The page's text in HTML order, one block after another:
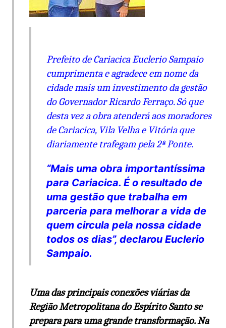
Prefeito de Cariacica Euclerio Sampaio
cumprimenta e agradece em nome da
cidade mais um investimento da gestão
do Governador Ricardo Ferraço. Só que
desta vez a obra atenderá aos moradores
de Cariacica, Vila Velha e Vitória que
diariamente trafegam pela 2ª Ponte.
“Mais uma obra importantíssima
para Cariacica. É o resultado de
uma gestão que trabalha em
parceria para melhorar a vida de
quem circula pela nossa cidade
todos os dias”, declarou Euclerio
Sampaio.
Uma das principais conexões viárias da
Região Metropolitana do Espírito Santo se
prepara para uma grande transformação. Na